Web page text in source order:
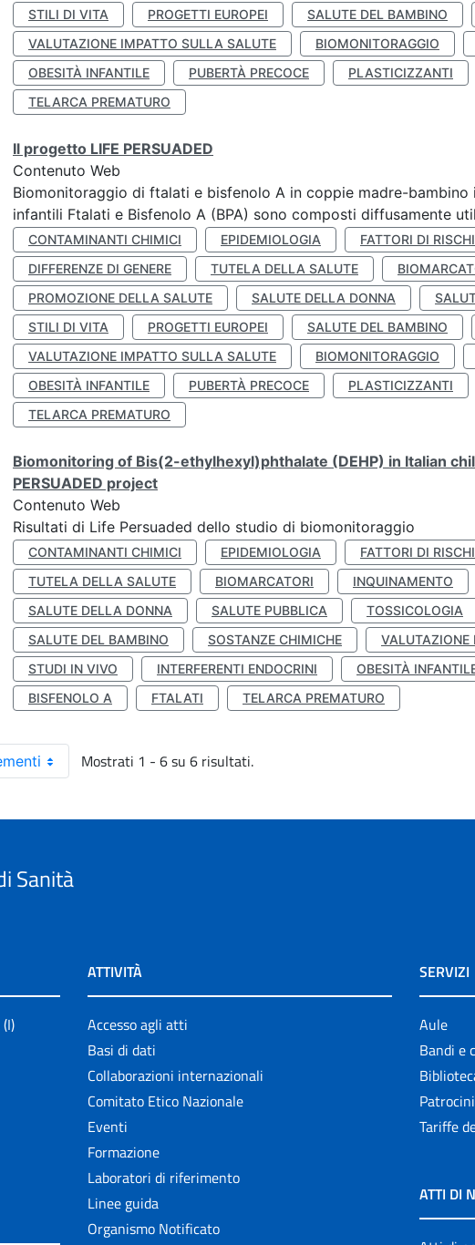
STILI DI VITA
PROGETTI EUROPEI SALUTE DEL BAMBINO
VALUTAZIONE IMPATTO SULLA SALUTE
BIOMONITORAGGIO
OBESITÀ INFANTILE
PUBERTÀ PRECOCE PLASTICIZZANTI
TELARCA PREMATURO
Il progetto LIFE PERSUADED
Contenuto Web
Biomonitoraggio di ftalati e bisfenolo A in coppie madre-
infantili Ftalati e Bisfenolo A (BPA) sono composti diffusamente
CONTAMINANTI CHIMICI EPIDEMIOLOGIA FATTORI DI
DIFFERENZE DI GENERE
TUTELA DELLA SALUTE
PROMOZIONE DELLA SALUTE
SALUTE DELLA DONNA
STILI DI VITA
PROGETTI EUROPEI SALUTE DEL BAMBINO
VALUTAZIONE IMPATTO SULLA SALUTE
BIOMONITORAGGIO
OBESITÀ INFANTILE
PUBERTÀ PRECOCE PLASTICIZZANTI
TELARCA PREMATURO
Biomonitoring of Bis(2-ethylhexyl)phthalate (DEHP) in Italian
PERSUADED project
Contenuto Web
Risultati di Life Persuaded dello studio di biomonitoraggio
CONTAMINANTI CHIMICI EPIDEMIOLOGIA FATTORI DI
TUTELA DELLA SALUTE
BIOMARCATORI INQUINAMENTO
SALUTE DELLA DONNA
SALUTE PUBBLICA TOSSICOLOGIA
SALUTE DEL BAMBINO
SOSTANZE CHIMICHE VALUTAZIONE
STUDI IN VIVO
INTERFERENTI ENDOCRINI OBESITÀ
BISFENOLO A
FTALATI TELARCA PREMATURO
Mostrati 1 - 6 su 6 risultati.
Sanità
ATTIVITÀ
Accesso agli atti
Basi di dati
Collaborazioni internazionali
Comitato Etico Nazionale
Eventi
Formazione
Laboratori di riferimento
Linee guida
Organismo Notificato
SERVIZI
Aule
Bandi e
Patrocini
Tariffe
ATTI DI